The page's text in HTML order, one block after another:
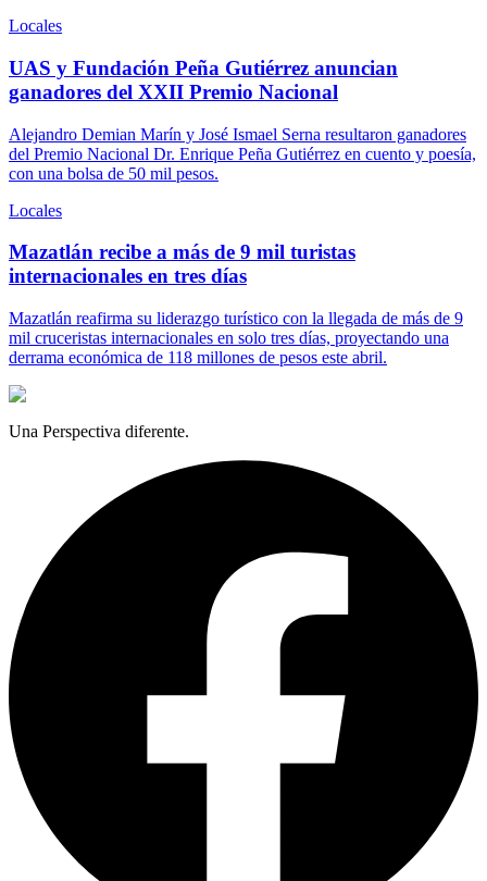
Locales
UAS y Fundación Peña Gutiérrez anuncian
ganadores del XXII Premio Nacional
Alejandro Demian Marín y José Ismael Serna resultaron ganadores
del Premio Nacional Dr. Enrique Peña Gutiérrez en cuento y poesía,
con una bolsa de 50 mil pesos.
Locales
Mazatlán recibe a más de 9 mil turistas
internacionales en tres días
Mazatlán reafirma su liderazgo turístico con la llegada de más de 9
mil cruceristas internacionales en solo tres días, proyectando una
derrama económica de 118 millones de pesos este abril.
Una Perspectiva diferente.